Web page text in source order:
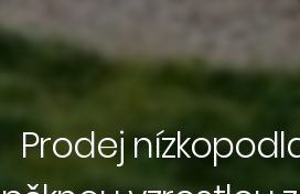
Prodej